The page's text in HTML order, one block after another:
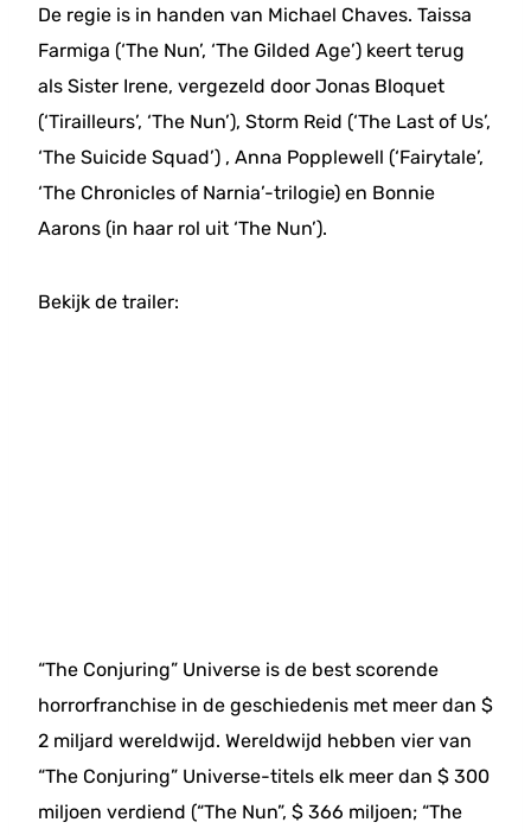
De regie is in handen van Michael Chaves. Taissa
Farmiga (‘The Nun’, ‘The Gilded Age’) keert terug
als Sister Irene, vergezeld door Jonas Bloquet
(‘Tirailleurs’, ‘The Nun’), Storm Reid (‘The Last of Us’,
‘The Suicide Squad’) , Anna Popplewell (‘Fairytale’,
‘The Chronicles of Narnia’-trilogie) en Bonnie
Aarons (in haar rol uit ‘The Nun’).
Bekijk de trailer:
“The Conjuring” Universe is de best scorende
horrorfranchise in de geschiedenis met meer dan $
2 miljard wereldwijd. Wereldwijd hebben vier van
“The Conjuring” Universe-titels elk meer dan $ 300
miljoen verdiend (“The Nun”, $ 366 miljoen; “The